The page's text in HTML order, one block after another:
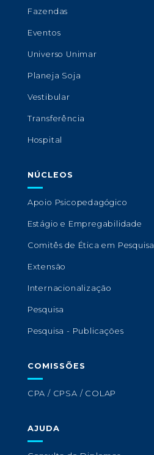
Fazendas
Eventos
Universo Unimar
Planeja Soja
Vestibular
Transferência
Hospital
NÚCLEOS
Apoio Psicopedagógico
Estágio e Empregabilidade
Comitês de Ética em Pesquisa
Extensão
Internacionalização
Pesquisa
Pesquisa - Publicações
COMISSÕES
CPA / CPSA / COLAP
AJUDA